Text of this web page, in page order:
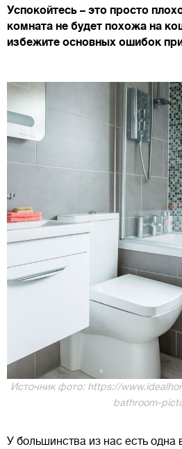
Успокойтесь – это просто
комната не будет похожа на
избежите основных ошибок
Источник фото: https://
bathroom-
У большинства из нас есть одна